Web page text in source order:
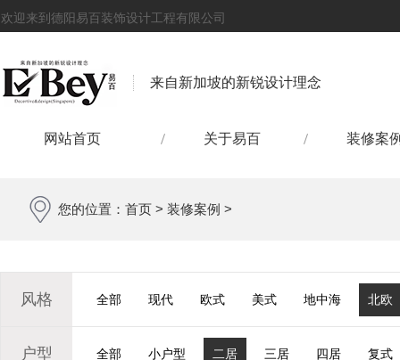
欢迎来到德阳易百装饰设计工程有限公司
来自新加坡的新锐设计理念
网站首页 关于易百 装修案
您的位置： 首页 > 装修案例 >
风格 全部 现代 欧式 美式 地中海 北欧
户型 全部 小户型 二居 三居 四居 复式